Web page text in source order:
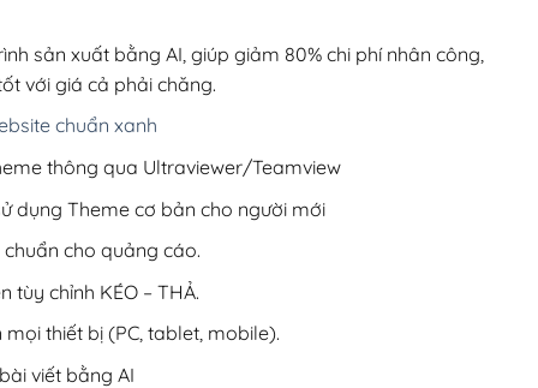
1,000,000₫.
sản xuất bằng AI, giúp giảm 80% chi phí nhân công,
với giá cả phải chăng.
chuẩn xanh
thông qua Ultraviewer/Teamview
dụng Theme cơ bản cho người mới
chuẩn cho quảng cáo.
tùy chỉnh KÉO – THẢ.
thiết bị (PC, tablet, mobile).
viết bằng AI